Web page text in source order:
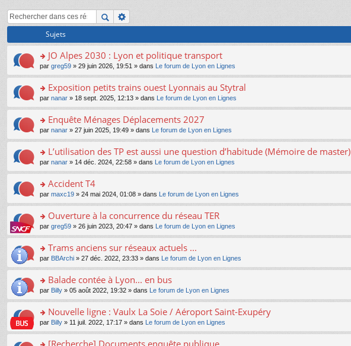
s
Sujets
o
n
s
ult
er
le
m
e
s
a
g
e
n
n
le
pl
u
s
ré
c
e
nt
JO Alpes 2030 : Lyon et politique transport
par greg59 » 29 juin 2026, 19:51 » dans Le forum de Lyon en Lignes
o
n
s
ult
er
le
m
e
s
a
g
e
n
n
le
pl
u
s
ré
c
e
nt
Exposition petits trains ouest Lyonnais au Stytral
par nanar » 18 sept. 2025, 12:13 » dans Le forum de Lyon en Lignes
o
n
s
ult
er
le
m
e
s
a
g
e
n
n
le
pl
u
s
ré
c
e
nt
Enquête Ménages Déplacements 2027
par nanar » 27 juin 2025, 19:49 » dans Le forum de Lyon en Lignes
o
n
s
ult
er
le
m
e
s
a
g
e
n
n
le
pl
u
s
L’utilisation des TP est aussi une question d’habitude (Mémoire de master)
par nanar » 14 déc. 2024, 22:58 » dans Le forum de Lyon en Lignes
o
n
s
ult
er
le
m
e
s
a
g
e
n
n
Accident T4
par maxc19 » 24 mai 2024, 01:08 » dans Le forum de Lyon en Lignes
o
n
s
ult
er
le
m
e
s
a
g
e
n
Ouverture à la concurrence du réseau TER
par greg59 » 26 juin 2023, 20:47 » dans Le forum de Lyon en Lignes
o
n
s
ult
er
le
m
e
s
Trams anciens sur réseaux actuels ...
par BBArchi » 27 déc. 2022, 23:33 » dans Le forum de Lyon en Lignes
o
n
s
ult
er
le
m
Balade contée à Lyon... en bus
par Billy » 05 août 2022, 19:32 » dans Le forum de Lyon en Lignes
o
n
s
Nouvelle ligne : Vaulx La Soie / Aéroport Saint-Exupéry
par Billy » 11 juil. 2022, 17:17 » dans Le forum de Lyon en Lignes